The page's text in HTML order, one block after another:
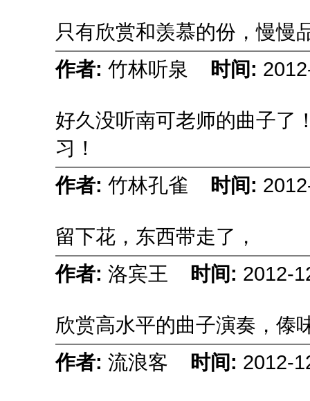
只有欣赏和羡慕的份，慢慢
作者: 竹林听泉 时间:
好久没听南可老师的曲子了
习！
作者: 竹林孔雀 时间:
留下花，东西带走了，
作者: 洛宾王 时间: 2012-
欣赏高水平的曲子演奏，傣
作者: 流浪客 时间: 2012-